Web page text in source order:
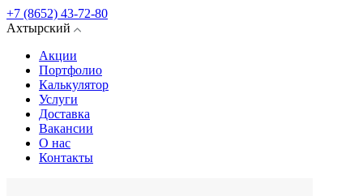
+7 (8652) 43-72-80
Ахтырский
Акции
Портфолио
Калькулятор
Услуги
Доставка
Вакансии
О нас
Контакты